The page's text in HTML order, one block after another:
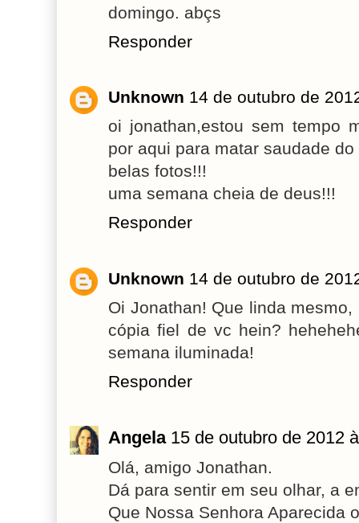
domingo. abçs
Responder
Unknown 14 de outubro de
oi jonathan,estou sem tempo
por aqui para matar saudade
belas fotos!!!
uma semana cheia de deus!!!
Responder
Unknown 14 de outubro de
Oi Jonathan! Que linda
cópia fiel de vc hein?
semana iluminada!
Responder
Angela 15 de outubro de 2012
Olá, amigo Jonathan.
Dá para sentir em seu olhar, a
Que Nossa Senhora Aparecida